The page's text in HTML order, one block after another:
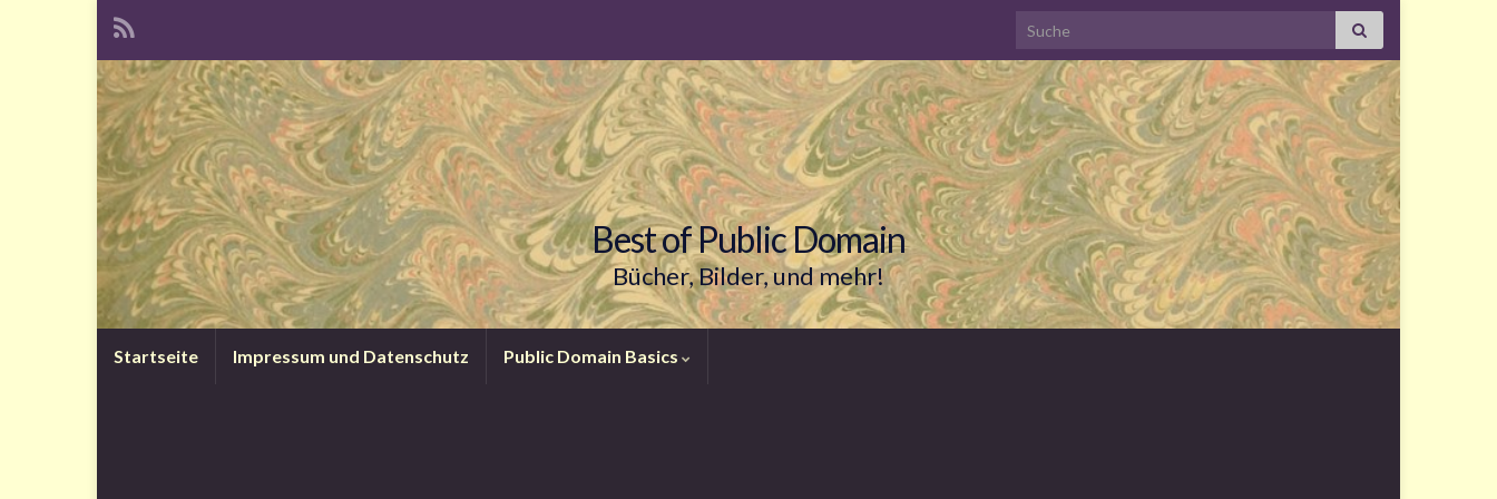
Search for:
Best of Public Domain
Bücher, Bilder, und mehr!
Startseite Impressum und Datenschutz Public Domain Basics